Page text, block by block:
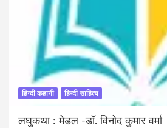
हिन्दी कहानी हिन्दी साहित्य
लघुकथा : मेडल -डॉ. विनोद कुमार वर्मा